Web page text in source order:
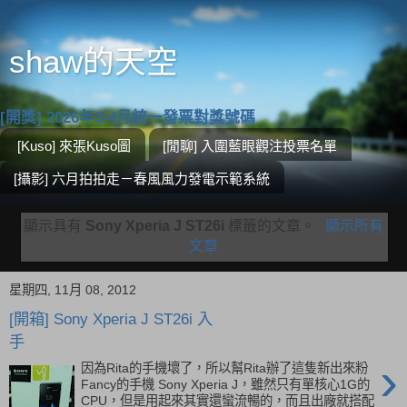
shaw的天空
[開獎] 2026年3-4月統一發票對獎號碼
[Kuso] 來張Kuso圖 [閒聊] 入圍藍眼觀注投票名單
[攝影] 六月拍拍走－春風風力發電示範系統
顯示具有 Sony Xperia J ST26i 標籤的文章。
顯示所有
文章
星期四, 11月 08, 2012
[開箱] Sony Xperia J ST26i 入
手
›
因為Rita的手機壞了，所以幫Rita辦了這隻新出來粉
Fancy的手機 Sony Xperia J，雖然只有單核心1G的
CPU，但是用起來其實還蠻流暢的，而且出廠就搭配